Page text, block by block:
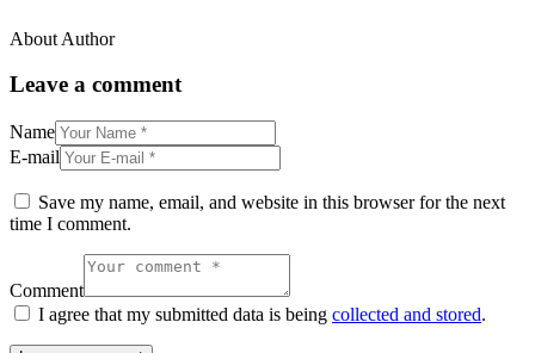
About Author
1
x
new
Leave a comment
Name
E-mail
Save my name, email, and website in this browser for the next
time I comment.
Comment
I agree that my submitted data is being collected and stored.